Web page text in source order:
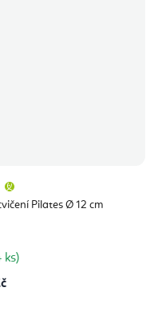
Pilates Ø 12 cm
produktu
je
hvězdiček.
ks)